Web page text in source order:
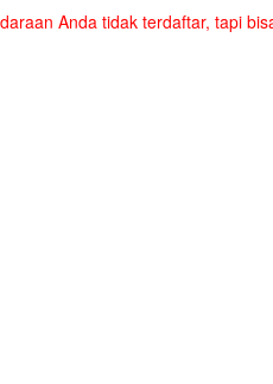
Anda tidak terdaftar, tapi